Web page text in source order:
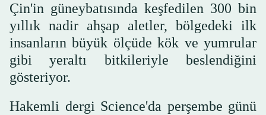
Çin'in güneybatısında keşfedilen 300 bin
yıllık nadir ahşap aletler, bölgedeki ilk
insanların büyük ölçüde kök ve yumrular
gibi yeraltı bitkileriyle beslendiğini
gösteriyor.
Hakemli dergi Science'da perşembe günü